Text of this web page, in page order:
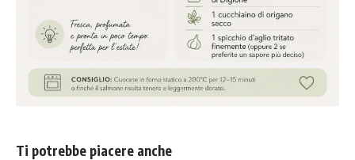
Ti potrebbe piacere anche